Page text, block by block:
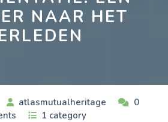
NAAR HET
atlasmutualheritage
0
1 category